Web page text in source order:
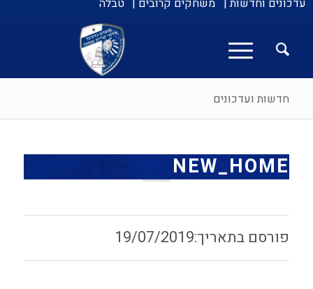
עדכונים וחדשות | משחקים קרובים | טבלה
חדשות ועדכונים
NEW_HOME
19/07/2019